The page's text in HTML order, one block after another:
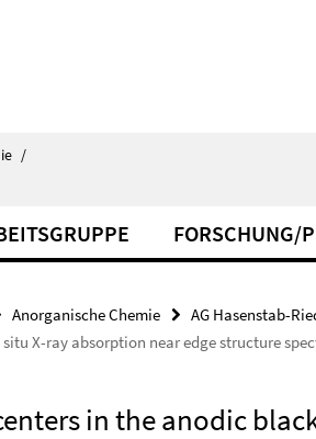
/
FORSCHUNG/
Anorganische Chemie AG Hasenstab-
X-ray absorption near edge structure
in the anodic